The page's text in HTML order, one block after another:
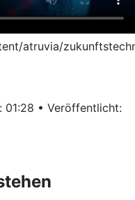
atruvia/
01:28 • Veröffentlicht: